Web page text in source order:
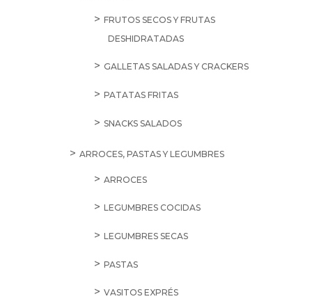
FRUTOS SECOS Y FRUTAS
DESHIDRATADAS
GALLETAS SALADAS Y CRACKERS
PATATAS FRITAS
SNACKS SALADOS
ARROCES, PASTAS Y LEGUMBRES
ARROCES
LEGUMBRES COCIDAS
LEGUMBRES SECAS
PASTAS
VASITOS EXPRÉS